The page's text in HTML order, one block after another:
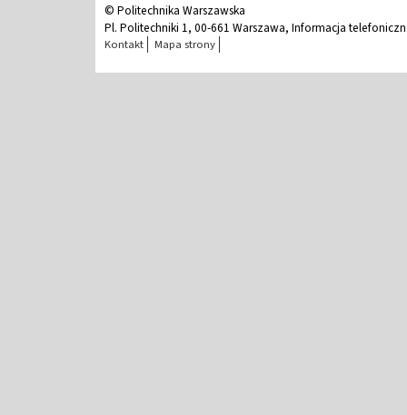
© Politechnika Warszawska
Pl. Politechniki 1, 00-661 Warszawa, Informacja
Kontakt Mapa strony